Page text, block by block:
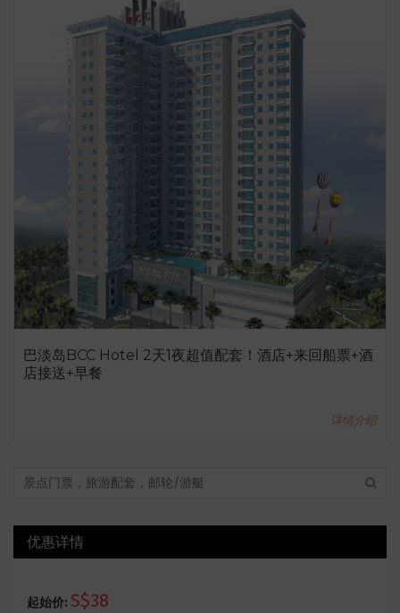
巴淡岛BCC Hotel 2天1夜超值配套！酒店+来回船票+酒
店接送+早餐
详情介绍
优惠详情
起始价: S$38